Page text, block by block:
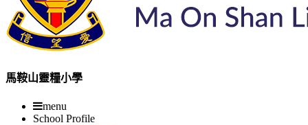
馬鞍山靈糧小學
menu
School Profile